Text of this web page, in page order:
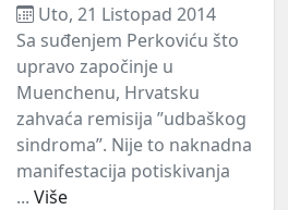
Uto, 21 Listopad 2014
Sa suđenjem Perkoviću što
upravo započinje u
Muenchenu, Hrvatsku
zahvaća remisija ”udbaškog
sindroma”. Nije to naknadna
manifestacija potiskivanja
... Više